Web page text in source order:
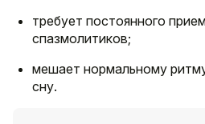
требует постоянного
спазмолитиков;
мешает нормальному
сну.